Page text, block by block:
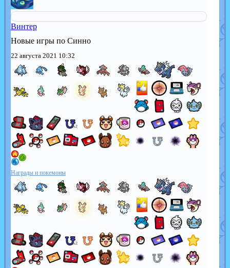
Винтер
Новые игры по Синно
22 августа 2021 10:32
Награды и покемоны